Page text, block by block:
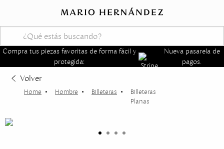
Compra tus piezas favoritas de forma fácil y
protegida:
Nueva pasarela de
pagos.
Volver
Hombre Billeteras
Billeteras
Planas